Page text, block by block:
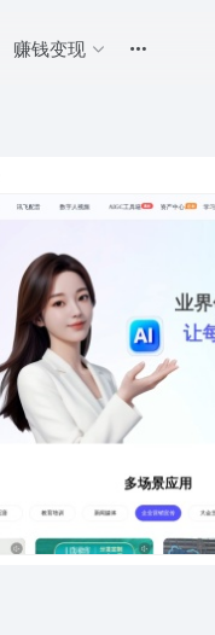
赚钱变现